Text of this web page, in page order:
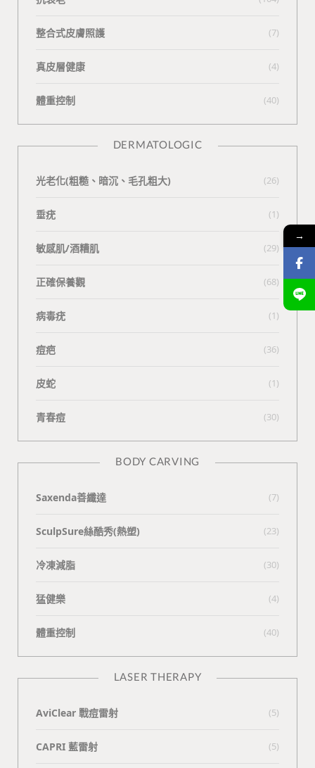
整合式皮膚照護 (7)
真皮層健康 (4)
體重控制 (40)
DERMATOLOGIC
光老化(粗糙、暗沉、毛孔粗大) (26)
垂疣 (1)
敏感肌/酒糟肌 (29)
正確保養觀 (68)
病毒疣 (1)
痘疤 (36)
皮蛇 (1)
青春痘 (30)
BODY CARVING
Saxenda善纖達 (7)
SculpSure絲酷秀(熱塑) (23)
冷凍減脂 (30)
猛健樂 (4)
體重控制 (40)
LASER THERAPY
AviClear 戰痘雷射 (5)
CAPRI 藍雷射 (5)
→